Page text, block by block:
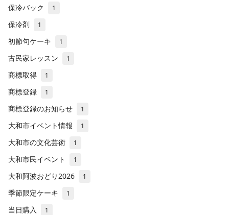
保冷バック 1
保冷剤 1
初節句ケーキ 1
古民家レッスン 1
商標取得 1
商標登録 1
商標登録のお知らせ 1
大和市イベント情報 1
大和市の文化芸術 1
大和市民イベント 1
大和阿波おどり2026 1
季節限定ケーキ 1
当日購入 1